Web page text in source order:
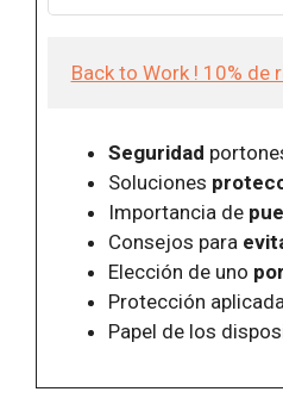
d'acemining vous offre une
Back to Work ! 10% de
Seguridad
Soluciones
Importancia de
Consejos para
Elección de uno
Protección
Papel de los